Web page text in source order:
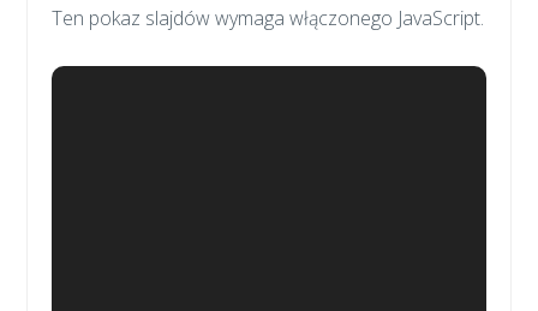
Ten pokaz slajdów wymaga włączonego JavaScript.